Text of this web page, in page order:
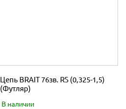
Цепь BRAIT 76зв. RS (0,325-1,5)
(Футляр)
В наличии